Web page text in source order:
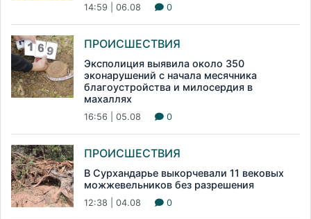
14:59 | 06.08 0
ПРОИСШЕСТВИЯ
Эксполиция выявила около 350
эконарушений с начала месячника
благоустройства и милосердия в
махаллях
16:56 | 05.08 0
ПРОИСШЕСТВИЯ
В Сурхандарье выкорчевали 11 вековых
можжевельников без разрешения
12:38 | 04.08 0